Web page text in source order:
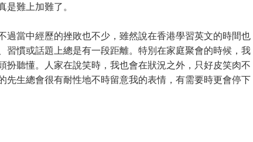
難上加難了。
當中經歷的挫敗也不少，雖然說在香港學習英文的時間也
慣或話題上總是有一段距離。特別在家庭聚會的時候，我
聽懂。人家在說笑時，我也會在狀況之外，只好皮笑肉不
生總會很有耐性地不時留意我的表情，有需要時更會停下